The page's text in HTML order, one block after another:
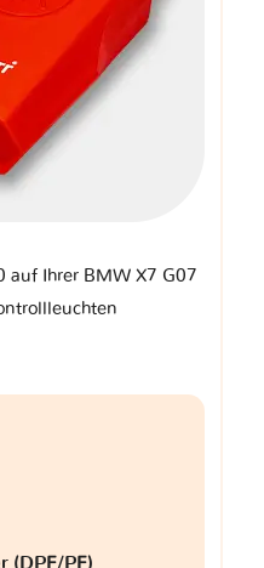
auf Ihrer BMW X7 G07
(DPF/PF)